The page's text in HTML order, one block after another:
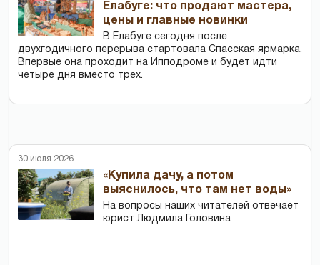
Елабуге: что продают мастера,
цены и главные новинки
В Елабуге сегодня после
двухгодичного перерыва стартовала Спасская ярмарка.
Впервые она проходит на Ипподроме и будет идти
четыре дня вместо трех.
30 июля 2026
«Купила дачу, а потом
выяснилось, что там нет воды»
На вопросы наших читателей отвечает
юрист Людмила Головина